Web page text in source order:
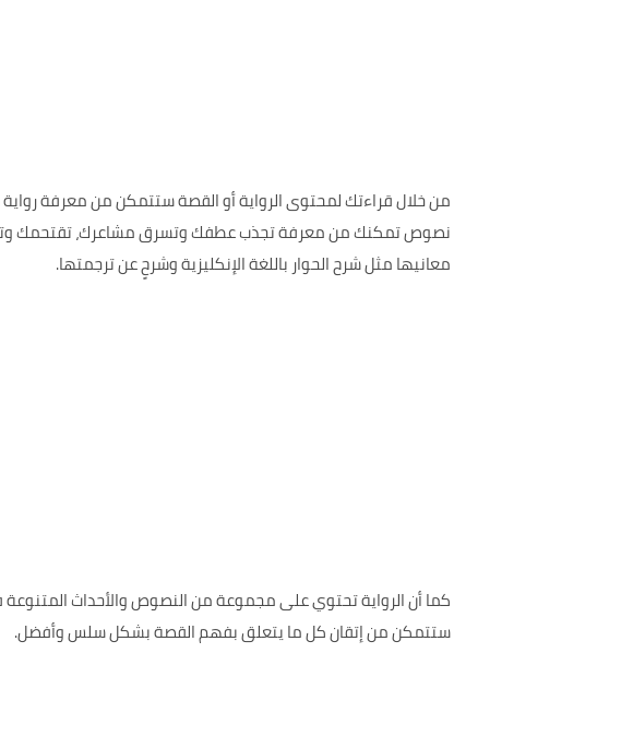
من خلال قراءتك لمحتوى الرواية أو القصة ستتمكن من معرفة
نصوص تمكنك من معرفة تجذب عطفك وتسرق مشاعرك، تقتحمك
معانيها مثل شرح الحوار باللغة الإنكليزية وشرحٍ عن ترجمتها.
ستتمكن من إتقان كل ما يتعلق بفهم القصة بشكل سلس وأفضل.